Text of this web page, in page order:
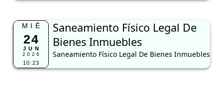
MIÉ
24
JUN
2026
10:23
Saneamiento Físico Legal De
Bienes Inmuebles
Saneamiento Físico Legal De Bienes Inmuebles